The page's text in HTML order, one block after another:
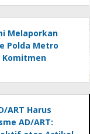
Melaporkan
Polda Metro
Komitmen
ART Harus
AD/ART: